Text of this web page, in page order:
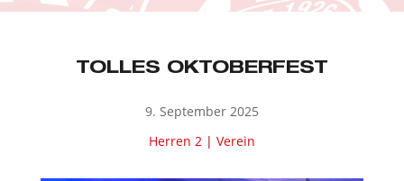
TOLLES OKTOBERFEST
9. September 2025
Herren 2| Verein